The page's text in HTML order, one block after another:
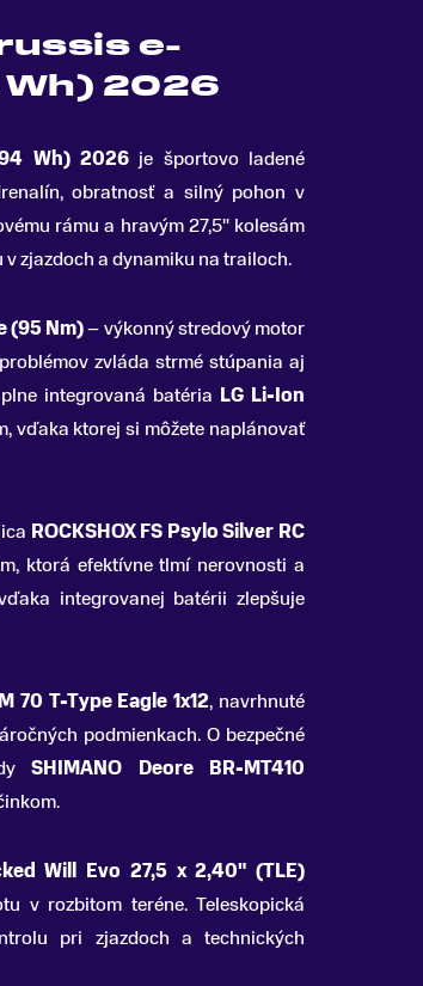
e-
Wh) 2026
Wh) 2026 je športovo ladené
obratnosť a silný pohon v
rámu a hravým 27,5" kolesám
zjazdoch a dynamiku na trailoch.
(95 Nm)– výkonný stredový motor
zvláda strmé stúpania aj
integrovaná batéria LG Li-Ion
vďaka ktorej si môžete naplánovať
ROCKSHOX FS Psylo Silver RC
ktorá efektívne tlmí nerovnosti a
integrovanej batérii zlepšuje
70 T-Type Eagle 1x12, navrhnuté
podmienkach. O bezpečné
SHIMANO Deore BR-MT410
Will Evo 27,5 x 2,40" (TLE)
v rozbitom teréne. Teleskopická
pri zjazdoch a technických